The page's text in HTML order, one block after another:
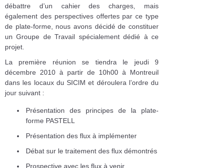
débattre d’un cahier des charges, mais
également des perspectives offertes par ce type
de plate-forme, nous avons décidé de constituer
un Groupe de Travail spécialement dédié à ce
projet.
La première réunion se tiendra le jeudi 9
décembre 2010 à partir de 10h00 à Montreuil
dans les locaux du SICIM et déroulera l’ordre du
jour suivant :
Présentation des principes de la plate-
forme PASTELL
Présentation des flux à implémenter
Débat sur le traitement des flux démontrés
Prospective avec les flux à venir